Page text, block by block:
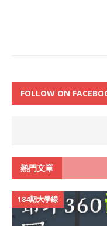
FOLLOW ON
熱門文章
184期大學線